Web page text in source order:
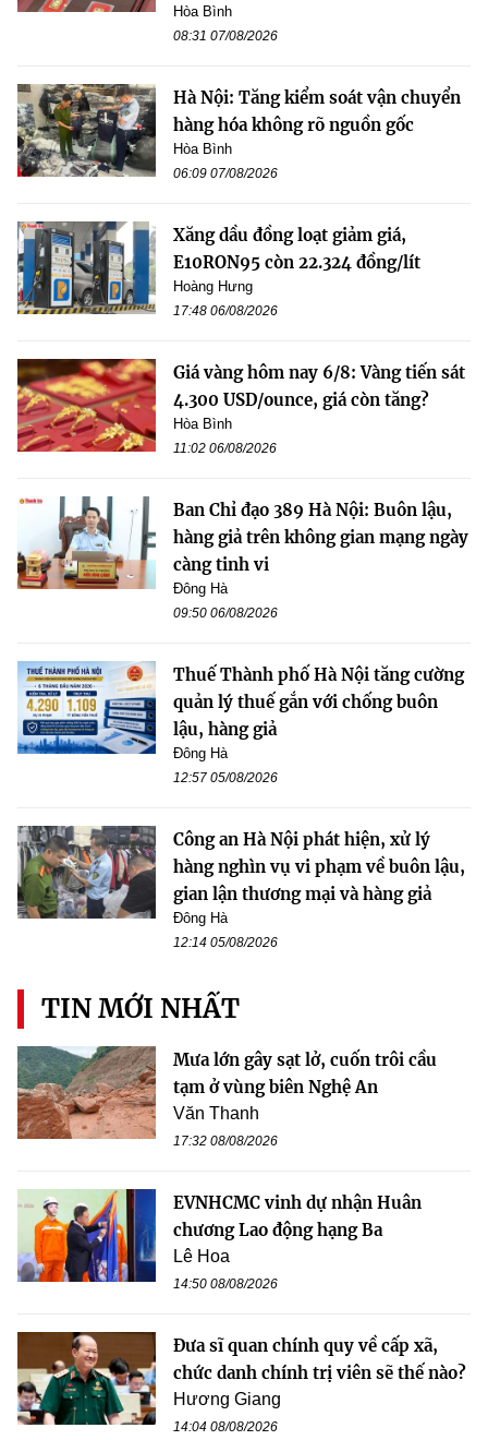
Hòa Bình
08:31 07/08/2026
Hà Nội: Tăng kiểm soát vận chuyển
hàng hóa không rõ nguồn gốc
Hòa Bình
06:09 07/08/2026
Xăng dầu đồng loạt giảm giá,
E10RON95 còn 22.324 đồng/lít
Hoàng Hưng
17:48 06/08/2026
Giá vàng hôm nay 6/8: Vàng tiến sát
4.300 USD/ounce, giá còn tăng?
Hòa Bình
11:02 06/08/2026
Ban Chỉ đạo 389 Hà Nội: Buôn lậu,
hàng giả trên không gian mạng ngày
càng tinh vi
Đông Hà
09:50 06/08/2026
Thuế Thành phố Hà Nội tăng cường
quản lý thuế gắn với chống buôn
lậu, hàng giả
Đông Hà
12:57 05/08/2026
Công an Hà Nội phát hiện, xử lý
hàng nghìn vụ vi phạm về buôn lậu,
gian lận thương mại và hàng giả
Đông Hà
12:14 05/08/2026
TIN MỚI NHẤT
Mưa lớn gây sạt lở, cuốn trôi cầu
tạm ở vùng biên Nghệ An
Văn Thanh
17:32 08/08/2026
EVNHCMC vinh dự nhận Huân
chương Lao động hạng Ba
Lê Hoa
14:50 08/08/2026
Đưa sĩ quan chính quy về cấp xã,
chức danh chính trị viên sẽ thế nào?
Hương Giang
14:04 08/08/2026